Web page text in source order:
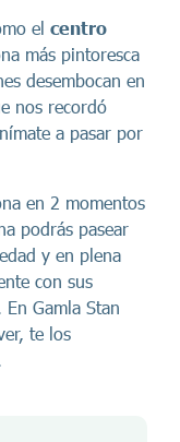
el centro
más pintoresca
desembocan en
nos recordó
a pasar por
en 2 momentos
podrás pasear
y en plena
con sus
Gamla Stan
te los